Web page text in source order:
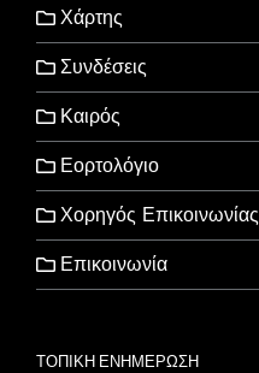
Χάρτης
Συνδέσεις
Καιρός
Εορτολόγιο
Χορηγός Επικοινωνίας
Επικοινωνία
ΤΟΠΙΚΗ ΕΝΗΜΕΡΩΣΗ